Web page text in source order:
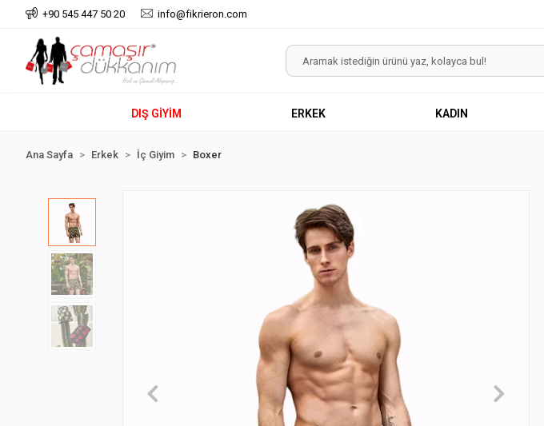
+90 545 447 50 20 info@fikrieron.com
DIŞ GİYİM ERKEK KADIN
Ana Sayfa Erkek İç Giyim Boxer